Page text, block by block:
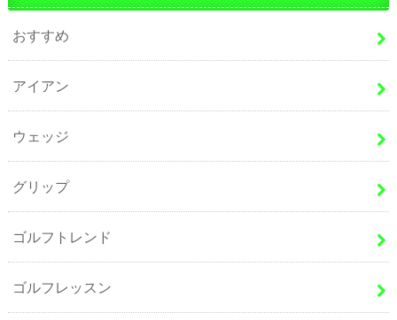
おすすめ
アイアン
ウェッジ
グリップ
ゴルフトレンド
ゴルフレッスン